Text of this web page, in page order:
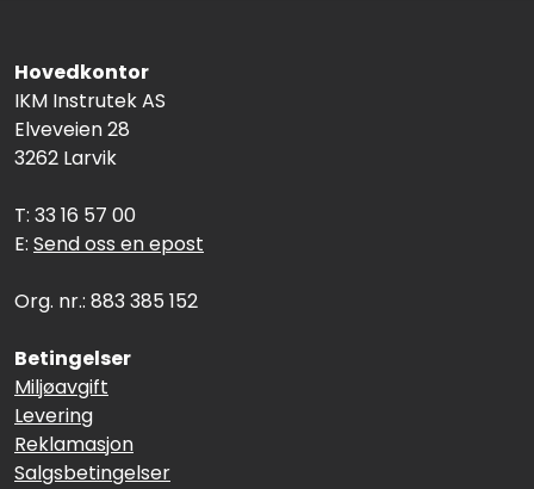
Hovedkontor
IKM Instrutek AS
Elveveien 28
3262 Larvik
T: 33 16 57 00
E: Send oss en epost
Org. nr.: 883 385 152
Betingelser
Miljøavgift
Levering
Reklamasjon
Salgsbetingelser